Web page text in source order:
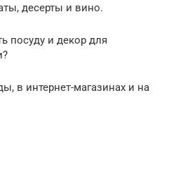
десерты и вино.
посуду и декор для
в интернет-магазинах и на